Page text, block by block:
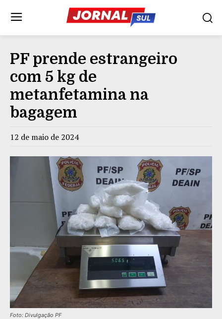
PF prende estrangeiro
com 5 kg de
metanfetamina na
bagagem
12 de maio de 2024
Foto: Divulgação PF